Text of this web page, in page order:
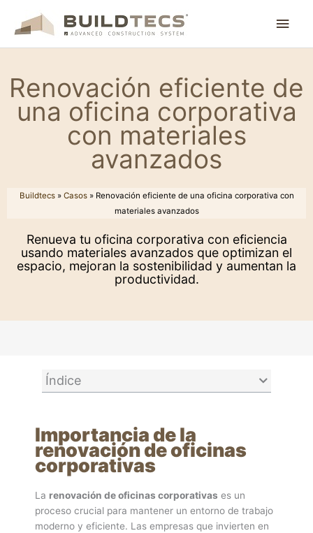
contenido
Renovación eficiente de
una oficina corporativa
con materiales
avanzados
Buildtecs» Casos» Renovación eficiente de una oficina corporativa con
materiales avanzados
Renueva tu oficina corporativa con eficiencia
usando materiales avanzados que optimizan el
espacio, mejoran la sostenibilidad y aumentan la
productividad.
Índice
Importancia de la
renovación de oficinas
corporativas
La renovación de oficinas corporativas es un
proceso crucial para mantener un entorno de trabajo
moderno y eficiente. Las empresas que invierten en